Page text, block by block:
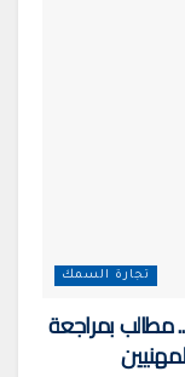
تجارة السمك
مطالب بمراجعة